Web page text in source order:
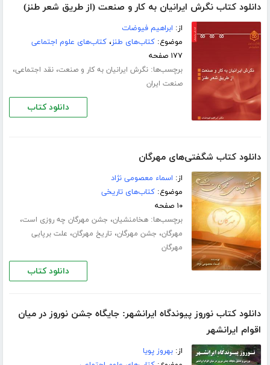
دانلود کتاب نگرش ایرانیان به کار و صنعت (از طریق شعر طنز)
از: ابراهیم فیوضات
موضوع:کتاب‌های طنز،کتاب‌های علوم اجتماعی
۱۷۷ صفحه
برچسب‌ها:نگرش ایرانیان به کار و صنعت،نقد اجتماعی،
صنعت ایران
دانلود کتاب
دانلود کتاب شگفتی‌های مهرگان
از: اسماء معصومی نژاد
موضوع:کتاب‌های تاریخی
۱۰ صفحه
برچسب‌ها:هخامنشیان، جشن مهرگان چه روزی است،
مهرگان، جشن مهرگان، تاریخ مهرگان، علت برپایی
مهرگان
دانلود کتاب
دانلود کتاب نوروز پیوندگاه ایرانشهر: جایگاه جشن نوروز در میان
اقوام ایرانشهر
از:بهروز پویا